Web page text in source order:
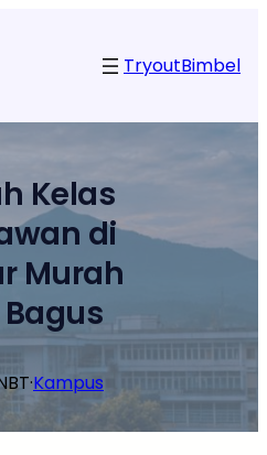
TryoutBimbel
Kelas
di
Murah
·Kampus